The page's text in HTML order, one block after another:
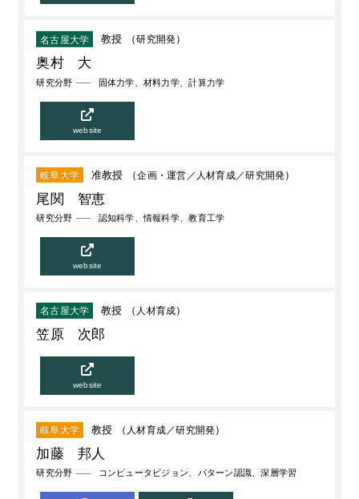
名古屋大学 教授 （研究開発）
奥村 大
研究分野 固体力学、材料力学、計算力学
website
岐阜大学 准教授 （企画・運営 人材育成 研究開発）
尾関 智恵
研究分野 認知科学、情報科学、教育工学
website
名古屋大学 教授 （ 人材育成）
笠原 次郎
website
岐阜大学 教授 （ 人材育成 研究開発）
加藤 邦人
研究分野 コンピュータビジョン、パターン認識、深層学習